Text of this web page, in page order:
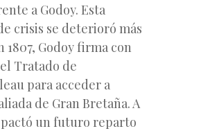
a Godoy. Esta
crisis se deterioró más
1807, Godoy firma con
Tratado de
para acceder a
de Gran Bretaña. A
pactó un futuro reparto